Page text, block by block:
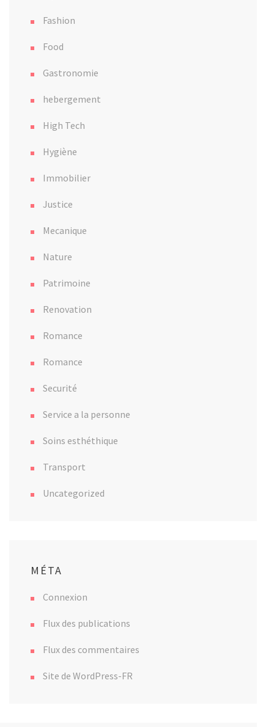
Fashion
Food
Gastronomie
hebergement
High Tech
Hygiène
Immobilier
Justice
Mecanique
Nature
Patrimoine
Renovation
Romance
Romance
Securité
Service a la personne
Soins esthéthique
Transport
Uncategorized
MÉTA
Connexion
Flux des publications
Flux des commentaires
Site de WordPress-FR